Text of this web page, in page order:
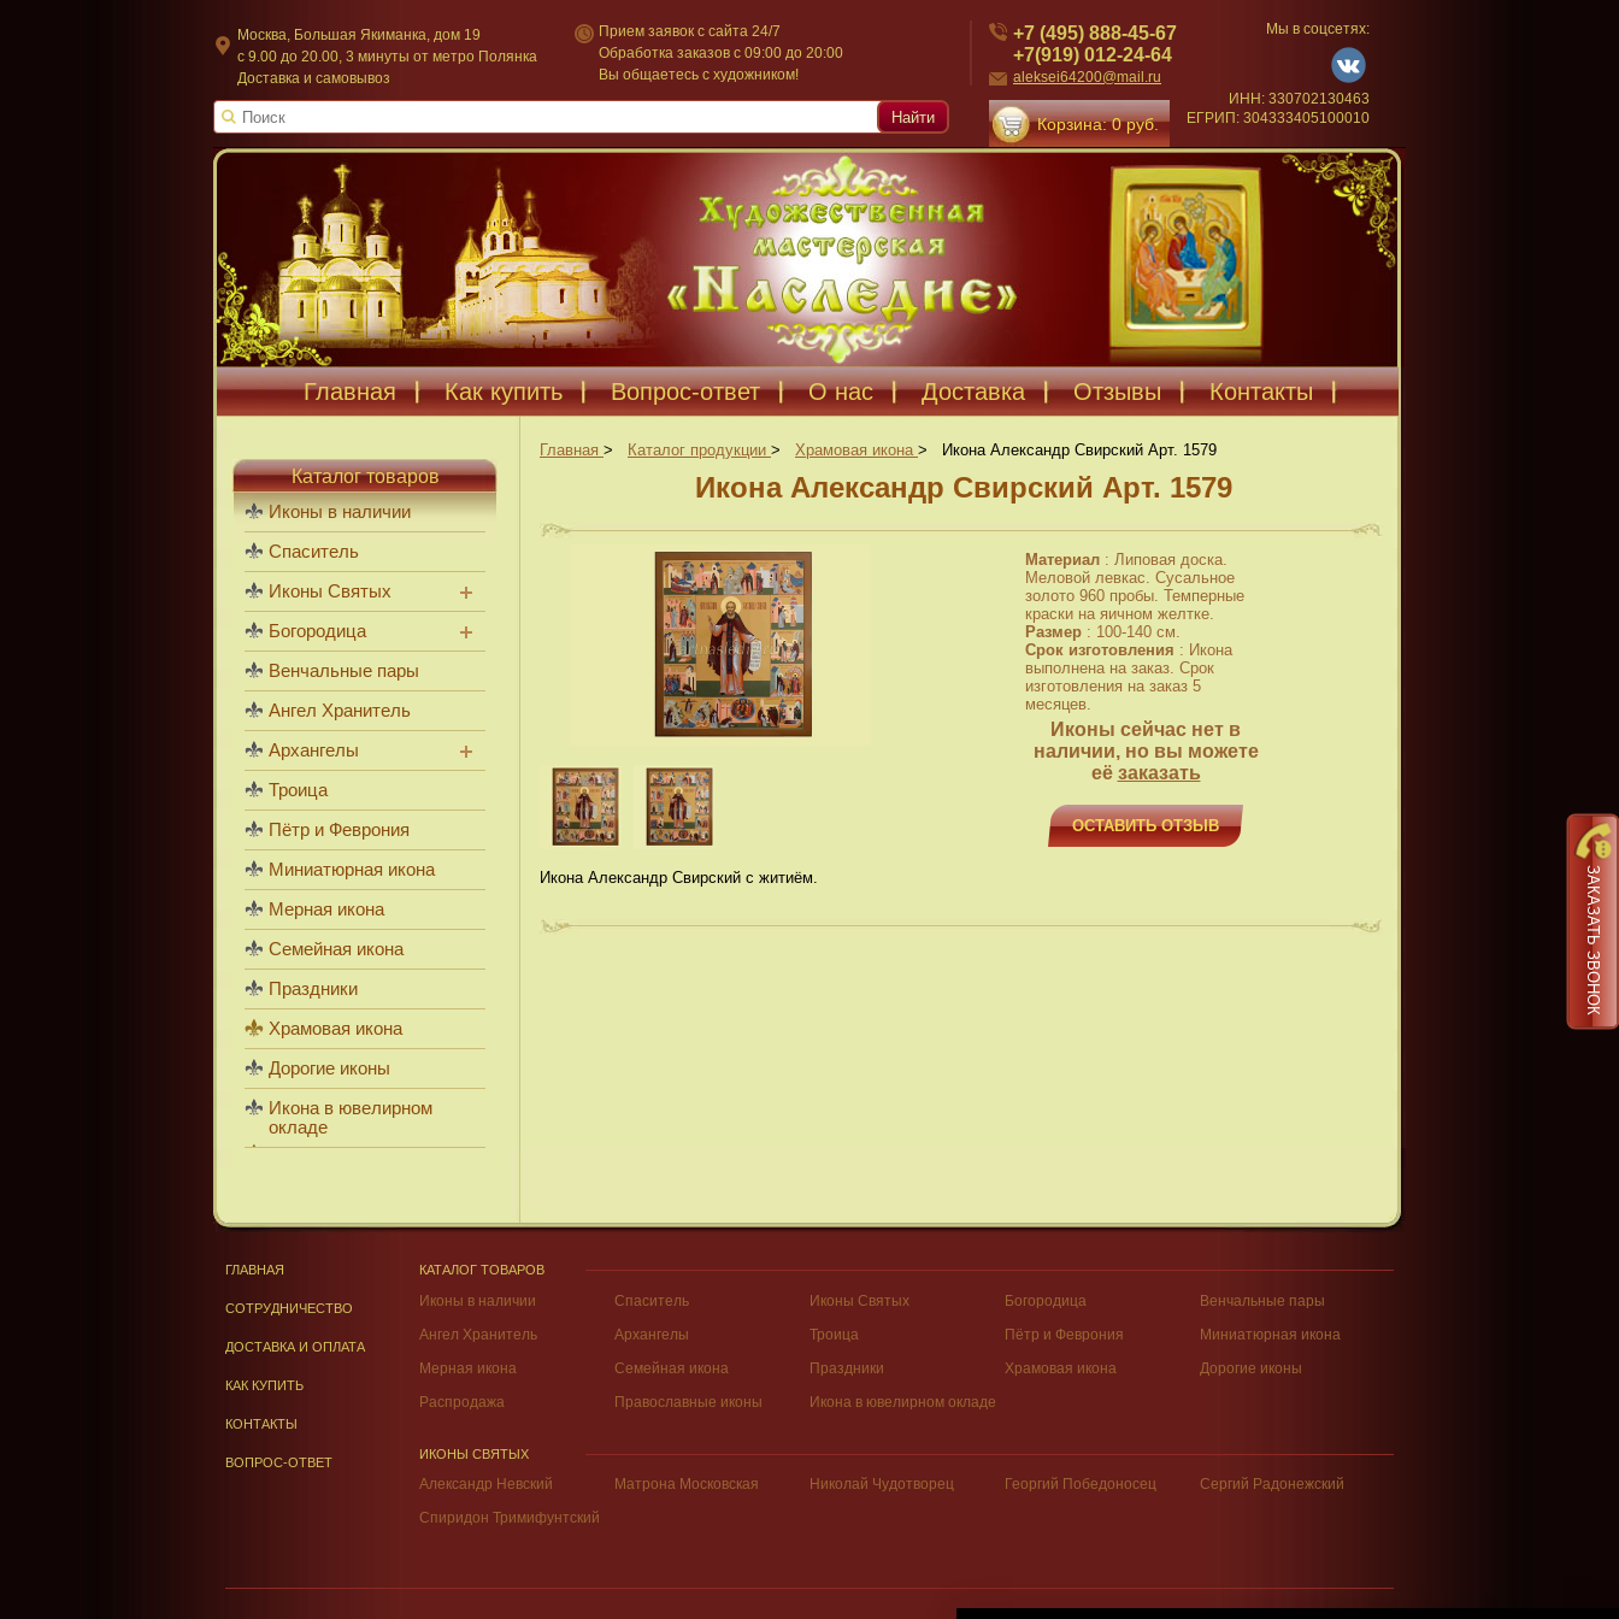
Москва, Большая Якиманка, дом 19
c 9.00 до 20.00, 3 минуты от метро Полянка
Доставка и самовывоз
Прием заявок с сайта 24/7
Обработка заказов с 09:00 до 20:00
Вы общаетесь с художником!
+7 (495) 888-45-67
+7(919) 012-24-64
aleksei64200@mail.ru
Корзина: 0 руб.
Мы в соцсетях:
ИНН: 330702130463
ЕГРИП: 304333405100010
Найти
Главная Как купить Вопрос-ответ О нас Доставка Отзывы Контакты
Главная > Каталог продукции > Храмовая икона > Икона Александр Свирский Арт. 1579
Икона Александр Свирский Арт. 1579
Материал : Липовая доска.
Меловой левкас. Сусальное
золото 960 пробы. Темперные
краски на яичном желтке.
Размер : 100-140 см.
Срок изготовления : Икона
выполнена на заказ. Срок
изготовления на заказ 5
месяцев.
Иконы сейчас нет в
наличии, но вы можете
её заказать
ОСТАВИТЬ ОТЗЫВ
Икона Александр Свирский с житиём.
Каталог товаров
Иконы в наличии
Спаситель
Иконы Святых
Богородица
Венчальные пары
Ангел Хранитель
Архангелы
Троица
Пётр и Феврония
Миниатюрная икона
Мерная икона
Семейная икона
Праздники
Храмовая икона
Дорогие иконы
Икона в ювелирном
окладе
ЗАКАЗАТЬ ЗВОНОК
ГЛАВНАЯ
СОТРУДНИЧЕСТВО
ДОСТАВКА И ОПЛАТА
КАК КУПИТЬ
КОНТАКТЫ
ВОПРОС-ОТВЕТ
КАТАЛОГ ТОВАРОВ
Иконы в наличии Спаситель Иконы Святых Богородица
Венчальные пары
Ангел Хранитель
Архангелы Троица Пётр и Феврония
Миниатюрная икона
Мерная икона
Семейная икона Праздники Храмовая икона
Дорогие иконы
Распродажа
Православные иконы Икона в ювелирном окладе
ИКОНЫ СВЯТЫХ
Александр Невский Матрона Московская Николай Чудотворец Георгий Победоносец
Сергий Радонежский
Спиридон Тримифунтский